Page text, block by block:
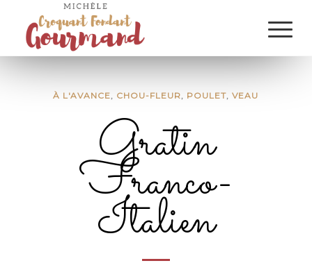
À L'AVANCE, CHOU-FLEUR, POULET,VEAU
Gratin
Franco-
Italien